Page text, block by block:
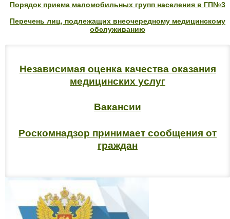
Порядок приема маломобильных групп населения в ГП№3
Перечень лиц, подлежащих внеочередному медицинскому
обслуживанию
Независимая оценка качества оказания
медицинских услуг
Вакансии
Роскомнадзор принимает сообщения от
граждан